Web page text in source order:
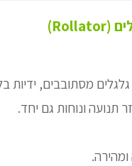
מסתובבים, ידיות
תנועה ונוחות גם יחד.